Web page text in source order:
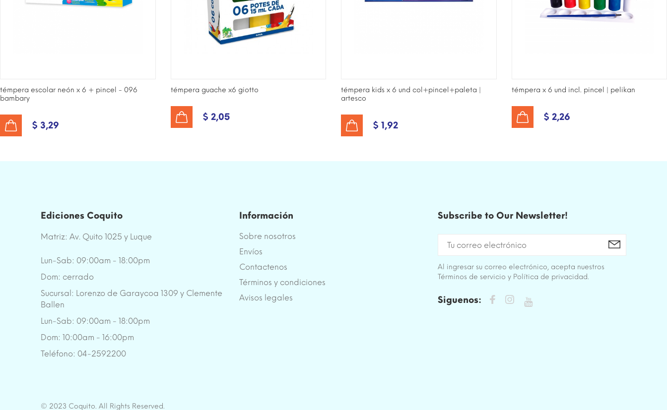
témpera escolar neón x 6 + pincel - 096
bambary
$ 3,29
témpera guache x6 giotto
$ 2,05
témpera kids x 6 und col+pincel+paleta |
artesco
$ 1,92
témpera x 6 und incl. pincel | pelikan
$ 2,26
Ediciones Coquito
Matriz: Av. Quito 1025 y Luque
Lun-Sab: 09:00am - 18:00pm
Dom: cerrado
Sucursal: Lorenzo de Garaycoa 1309 y Clemente
Ballen
Lun-Sab: 09:00am - 18:00pm
Dom: 10:00am - 16:00pm
Teléfono: 04-2592200
Información
Sobre nosotros
Envíos
Contactenos
Términos y condiciones
Avisos legales
Subscribe to Our Newsletter!
Al ingresar su correo electrónico, acepta nuestros
Términos de servicio y Política de privacidad.
Siguenos:
© 2023 Coquito. All Rights Reserved.